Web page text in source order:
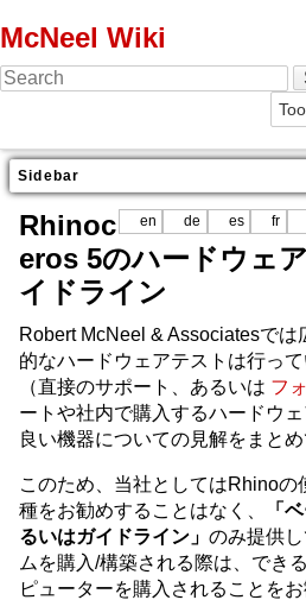
McNeel Wiki
Sidebar
en de es fr
Rhinoc
eros 5のハードウェ
イドライン
Robert McNeel & Associatesで
的なハードウェアテストは行っ
（直接のサポート、あるいは フ
ートや社内で購入するハードウ
良い機器についての見解をまとめ
このため、当社としてはRhino
種をお勧めすることはなく、
「
るいはガイドライン」 のみ提供
ムを購入/構築される際は、でき
ピューターを購入されることをお